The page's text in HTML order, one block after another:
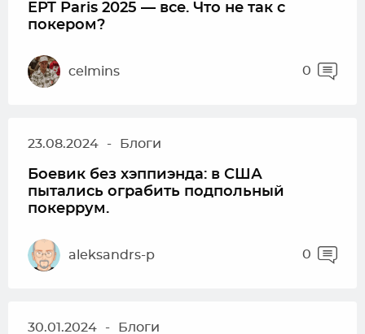
EPT Paris 2025 — все. Что не так с
покером?
celmins 0
23.08.2024 - Блоги
Боевик без хэппиэнда: в США
пытались ограбить подпольный
покеррум.
aleksandrs-p 0
30.01.2024 - Блоги